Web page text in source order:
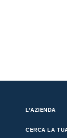
L’AZIENDA
CERCA LA